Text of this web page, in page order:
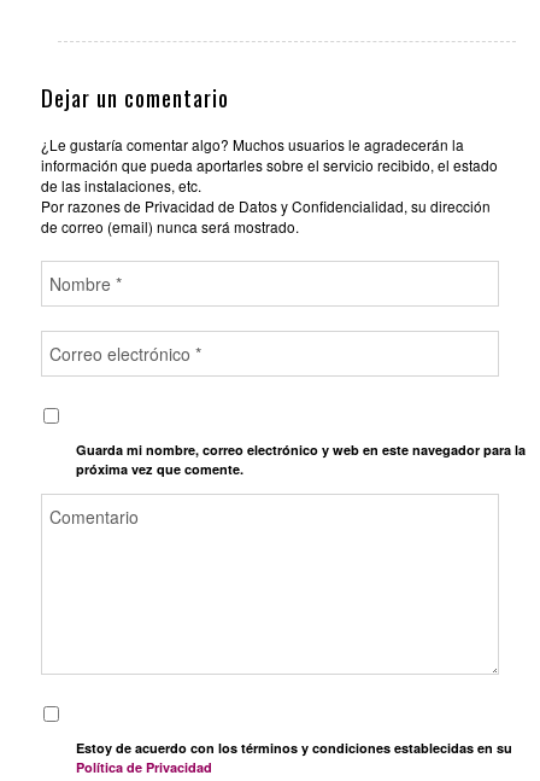
Dejar un comentario
¿Le gustaría comentar algo? Muchos usuarios le agradecerán la
información que pueda aportarles sobre el servicio recibido, el estado
de las instalaciones, etc.
Por razones de Privacidad de Datos y Confidencialidad, su dirección
de correo (email) nunca será mostrado.
Guarda mi nombre, correo electrónico y web en este navegador para la
próxima vez que comente.
Estoy de acuerdo con los términos y condiciones establecidas en su
Política de Privacidad